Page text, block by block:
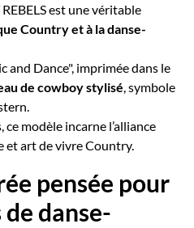
est une véritable
Country et à la danse-
Dance", imprimée dans le
de cowboy stylisé, symbole
modèle incarne l’alliance
et art de vivre Country.
pensée pour
de danse-